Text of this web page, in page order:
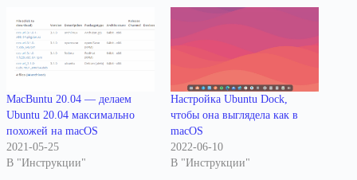
MacBuntu 20.04 — делаем
Ubuntu 20.04 максимально
похожей на macOS
2021-05-25
В "Инструкции"
Настройка ​​Ubuntu Dock,
чтобы она выглядела как в
macOS
2022-06-10
В "Инструкции"